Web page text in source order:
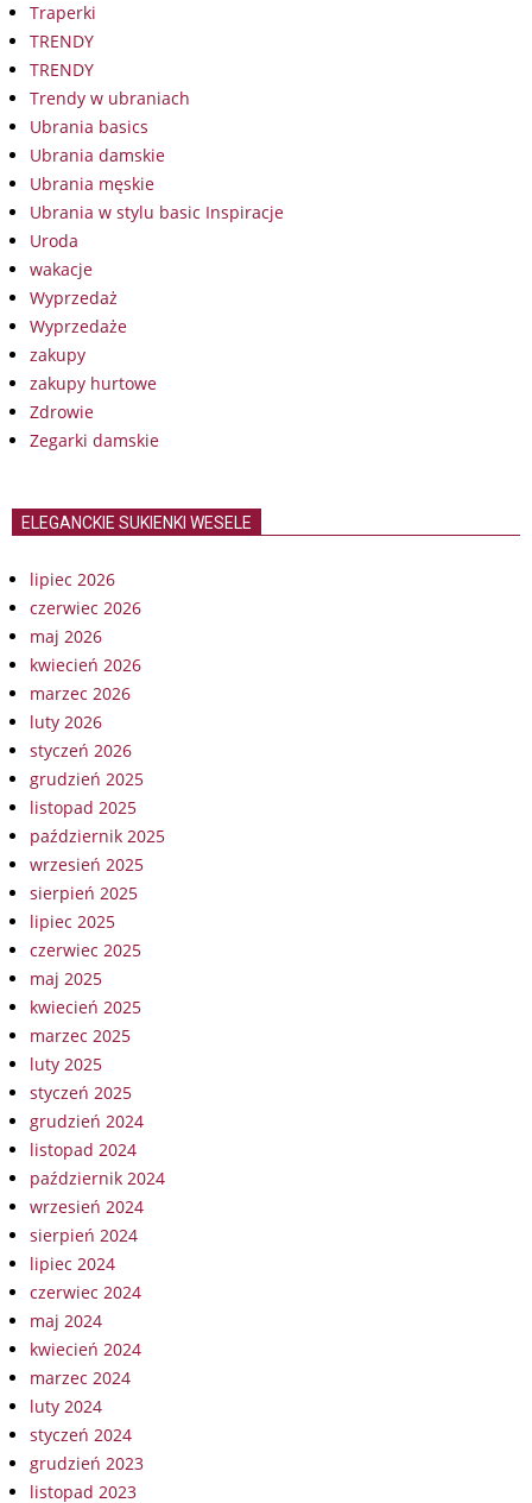
Traperki
TRENDY
TRENDY
Trendy w ubraniach
Ubrania basics
Ubrania damskie
Ubrania męskie
Ubrania w stylu basic Inspiracje
Uroda
wakacje
Wyprzedaż
Wyprzedaże
zakupy
zakupy hurtowe
Zdrowie
Zegarki damskie
ELEGANCKIE SUKIENKI WESELE
lipiec 2026
czerwiec 2026
maj 2026
kwiecień 2026
marzec 2026
luty 2026
styczeń 2026
grudzień 2025
listopad 2025
październik 2025
wrzesień 2025
sierpień 2025
lipiec 2025
czerwiec 2025
maj 2025
kwiecień 2025
marzec 2025
luty 2025
styczeń 2025
grudzień 2024
listopad 2024
październik 2024
wrzesień 2024
sierpień 2024
lipiec 2024
czerwiec 2024
maj 2024
kwiecień 2024
marzec 2024
luty 2024
styczeń 2024
grudzień 2023
listopad 2023